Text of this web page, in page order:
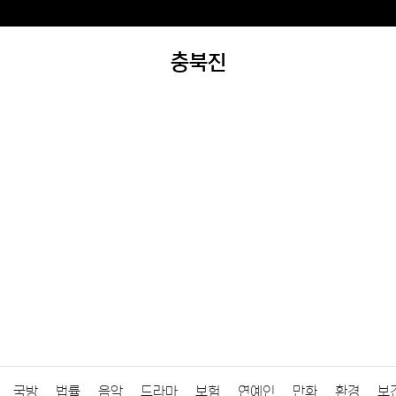
충북진
국방 법률 음악 드라마 보험 연예인 만화 환경 보